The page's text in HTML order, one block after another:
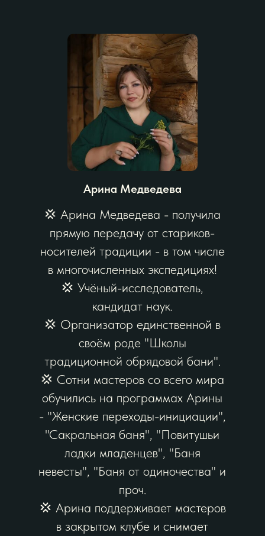
Арина Медведева
💢 Арина Медведева - получила
прямую передачу от стариков-
носителей традиции - в том числе
в многочисленных экспедициях!
💢 Учёный-исследователь,
кандидат наук.
💢 Организатор единственной в
своём роде "Школы
традиционной обрядовой бани".
💢 Сотни мастеров со всего мира
обучились на программах Арины
- "Женские переходы-инициации",
"Сакральная баня", "Повитушьи
ладки младенцев", "Баня
невесты", "Баня от одиночества" и
проч.
💢 Арина поддерживает мастеров
в закрытом клубе и снимает